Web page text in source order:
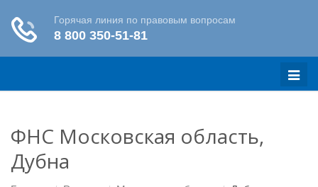
Меню
ФНС Московская область,
Дубна